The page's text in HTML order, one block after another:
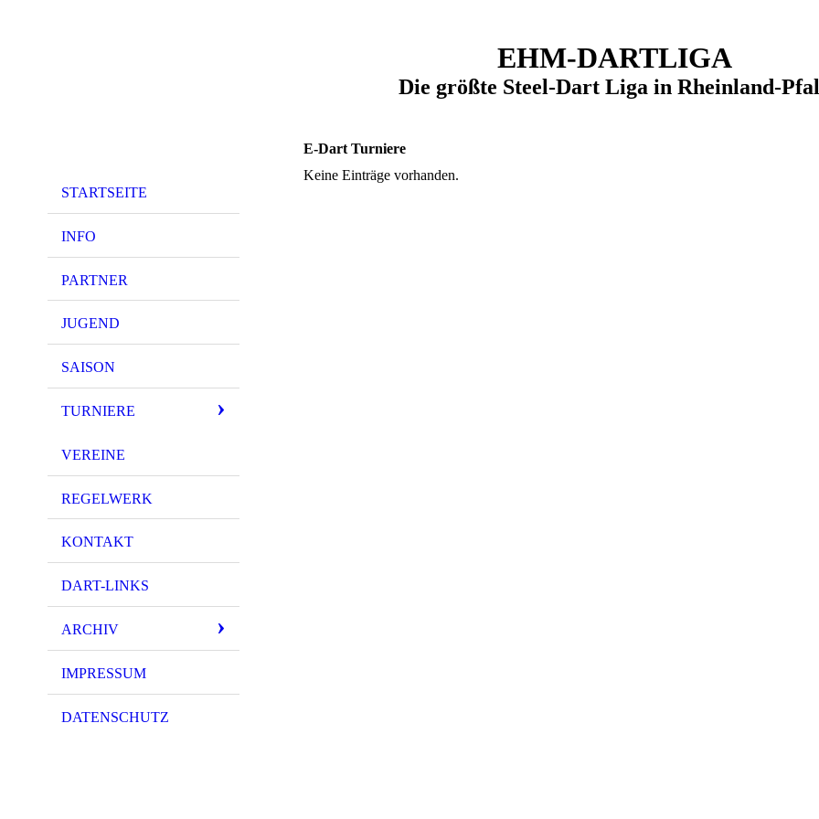
STARTSEITE
INFO
PARTNER
JUGEND
SAISON
TURNIERE
VEREINE
REGELWERK
KONTAKT
DART-LINKS
ARCHIV
IMPRESSUM
DATENSCHUTZ
EHM-DARTLIGA
Die größte Steel-Dart Liga in Rheinland-
E-Dart Turniere
Keine Einträge vorhanden.